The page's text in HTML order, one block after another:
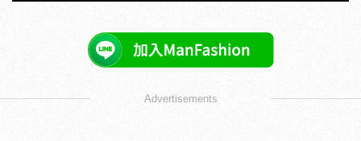
Advertisements